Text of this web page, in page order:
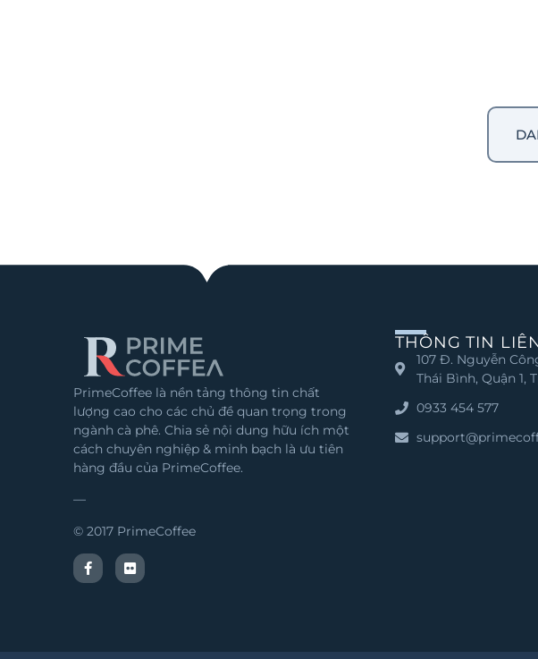
PrimeCoffee là nền tảng thông tin chất
lượng cao cho các chủ đề quan trọng trong
ngành cà phê. Chia sẻ nội dung hữu ích một
cách chuyên nghiệp & minh bạch là ưu tiên
hàng đầu của PrimeCoffee.
—
© 2017 PrimeCoffee
THÔNG TIN
107 Đ. Nguyễn
Thái Bình, Quận 1,
0933 454 577